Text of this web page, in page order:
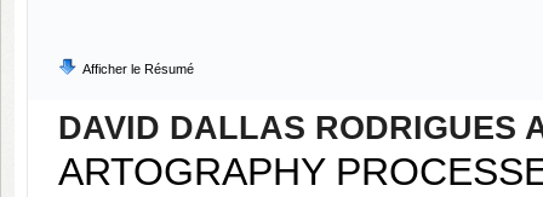
Afficher le Résumé
DAVID DALLAS RODRIGUES
ARTOGRAPHY